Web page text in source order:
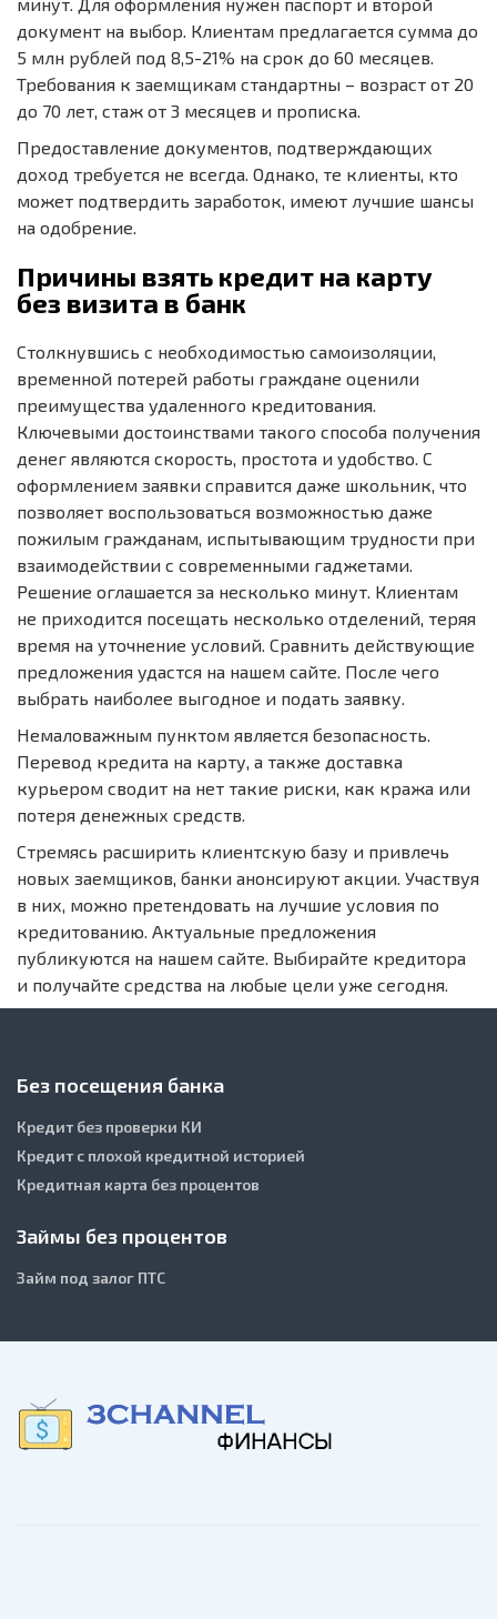
документ на выбор. Клиентам предлагается сумма до
5 млн рублей под 8,5-21% на срок до 60 месяцев.
Требования к заемщикам стандартны – возраст от 20
до 70 лет, стаж от 3 месяцев и прописка.
Предоставление документов, подтверждающих
доход требуется не всегда. Однако, те клиенты, кто
может подтвердить заработок, имеют лучшие шансы
на одобрение.
Причины взять кредит на карту
без визита в банк
Столкнувшись с необходимостью самоизоляции,
временной потерей работы граждане оценили
преимущества удаленного кредитования.
Ключевыми достоинствами такого способа получения
денег являются скорость, простота и удобство. С
оформлением заявки справится даже школьник, что
позволяет воспользоваться возможностью даже
пожилым гражданам, испытывающим трудности при
взаимодействии с современными гаджетами.
Решение оглашается за несколько минут. Клиентам
не приходится посещать несколько отделений, теряя
время на уточнение условий. Сравнить действующие
предложения удастся на нашем сайте. После чего
выбрать наиболее выгодное и подать заявку.
Немаловажным пунктом является безопасность.
Перевод кредита на карту, а также доставка
курьером сводит на нет такие риски, как кража или
потеря денежных средств.
Стремясь расширить клиентскую базу и привлечь
новых заемщиков, банки анонсируют акции. Участвуя
в них, можно претендовать на лучшие условия по
кредитованию. Актуальные предложения
публикуются на нашем сайте. Выбирайте кредитора
и получайте средства на любые цели уже сегодня.
Без посещения банка
Кредит без проверки КИ
Кредит с плохой кредитной историей
Кредитная карта без процентов
Займы без процентов
Займ под залог ПТС